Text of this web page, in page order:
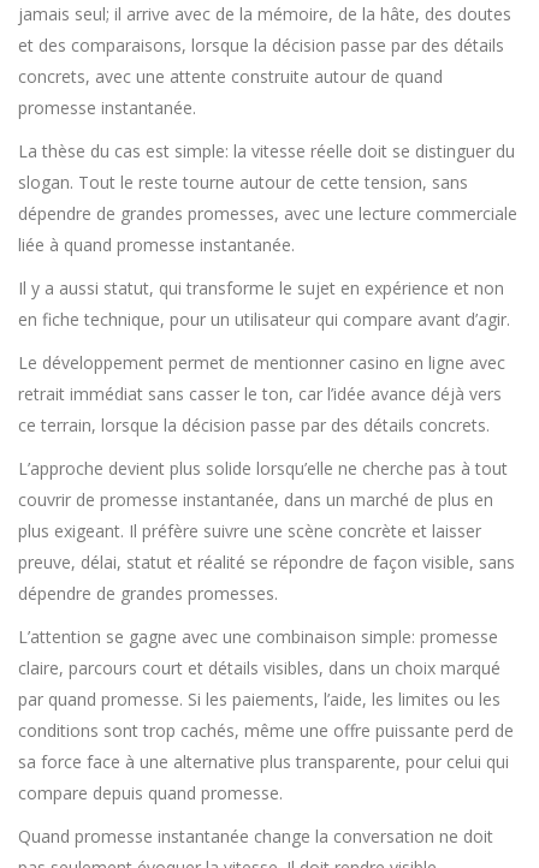
jamais seul; il arrive avec de la mémoire, de la hâte, des doutes
et des comparaisons, lorsque la décision passe par des détails
concrets, avec une attente construite autour de quand
promesse instantanée.
La thèse du cas est simple: la vitesse réelle doit se distinguer du
slogan. Tout le reste tourne autour de cette tension, sans
dépendre de grandes promesses, avec une lecture commerciale
liée à quand promesse instantanée.
Il y a aussi statut, qui transforme le sujet en expérience et non
en fiche technique, pour un utilisateur qui compare avant d’agir.
Le développement permet de mentionner casino en ligne avec
retrait immédiat sans casser le ton, car l’idée avance déjà vers
ce terrain, lorsque la décision passe par des détails concrets.
L’approche devient plus solide lorsqu’elle ne cherche pas à tout
couvrir de promesse instantanée, dans un marché de plus en
plus exigeant. Il préfère suivre une scène concrète et laisser
preuve, délai, statut et réalité se répondre de façon visible, sans
dépendre de grandes promesses.
L’attention se gagne avec une combinaison simple: promesse
claire, parcours court et détails visibles, dans un choix marqué
par quand promesse. Si les paiements, l’aide, les limites ou les
conditions sont trop cachés, même une offre puissante perd de
sa force face à une alternative plus transparente, pour celui qui
compare depuis quand promesse.
Quand promesse instantanée change la conversation ne doit